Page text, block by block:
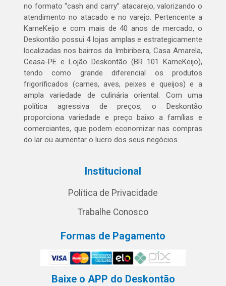
no formato “cash and carry” atacarejo, valorizando o
atendimento no atacado e no varejo. Pertencente a
KarneKeijo e com mais de 40 anos de mercado, o
Deskontão possui 4 lojas amplas e estrategicamente
localizadas nos bairros da Imbiribeira, Casa Amarela,
Ceasa-PE e Lojão Deskontão (BR 101 KarneKeijo),
tendo como grande diferencial os produtos
frigorificados (carnes, aves, peixes e queijos) e a
ampla variedade de culinária oriental. Com uma
política agressiva de preços, o Deskontão
proporciona variedade e preço baixo a famílias e
comerciantes, que podem economizar nas compras
do lar ou aumentar o lucro dos seus negócios.
Institucional
Política de Privacidade
Trabalhe Conosco
Formas de Pagamento
Baixe o APP do Deskontão